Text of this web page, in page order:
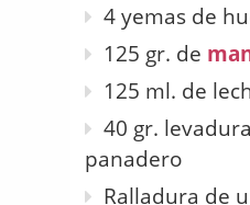
4 yemas de
125 gr. de
125 ml. de
40 gr.
panadero
Ralladura de